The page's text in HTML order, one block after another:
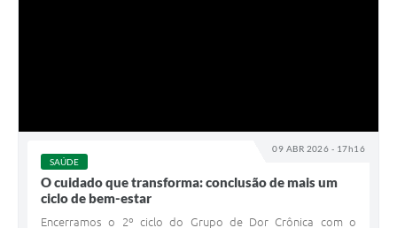
09 ABR 2026 - 17h16
SAÚDE
O cuidado que transforma: conclusão de mais um
ciclo de bem-estar
Encerramos o 2º ciclo do Grupo de Dor Crônica com o